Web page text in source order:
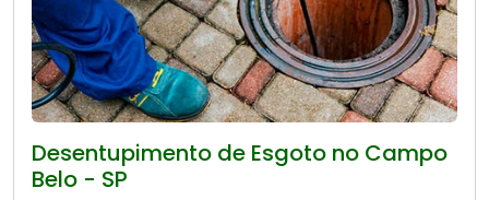
Desentupimento de Esgoto no Campo
Belo - SP